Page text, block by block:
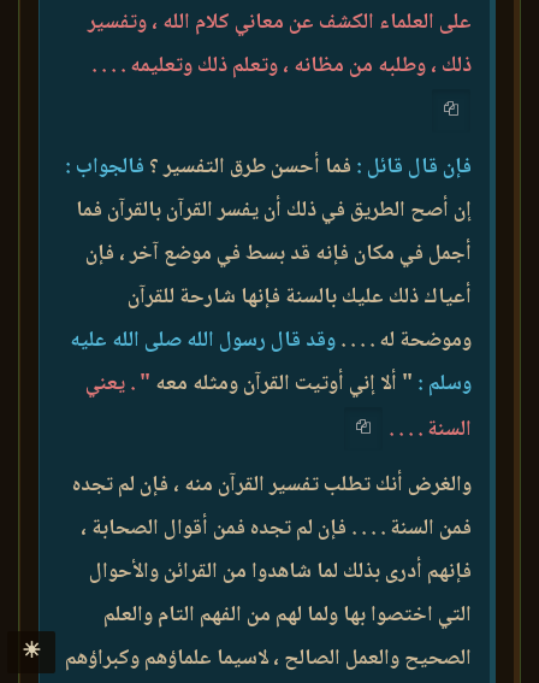
على العلماء الكشف عن معاني كلام الله ، وتفسير
ذلك ، وطلبه من مظانه ، وتعلم ذلك وتعليمه . . . .
فإن قال قائل : فما أحسن طرق التفسير ؟ فالجواب :
إن أصح الطريق في ذلك أن يفسر القرآن بالقرآن فما
أجمل في مكان فإنه قد بسط في موضع آخر ، فإن
أعياك ذلك عليك بالسنة فإنها شارحة للقرآن
وموضحة له . . . .وقد قال رسول الله صلى الله عليه
وسلم : " ألا إني أوتيت القرآن ومثله معه " . يعني
السنة . . . .
والغرض أنك تطلب تفسير القرآن منه ، فإن لم تجده
فمن السنة . . . . فإن لم تجده فمن أقوال الصحابة ،
فإنهم أدرى بذلك لما شاهدوا من القرائن والأحوال
التي اختصوا بها ولما لهم من الفهم التام والعلم
الصحيح والعمل الصالح ، لاسيما علماؤهم وكبراؤهم
☀